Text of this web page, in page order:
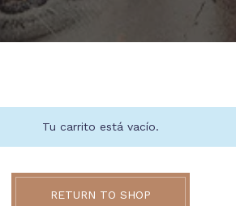
Tu carrito está vacío.
RETURN TO SHOP